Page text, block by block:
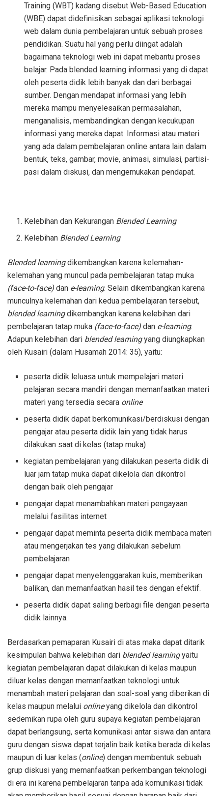
Training (WBT) kadang disebut Web-Based Education
(WBE) dapat didefinisikan sebagai aplikasi teknologi
web dalam dunia pembelajaran untuk sebuah proses
pendidikan. Suatu hal yang perlu diingat adalah
bagaimana teknologi web ini dapat mebantu proses
belajar. Pada blended learning informasi yang di dapat
oleh peserta didik lebih banyak dan dari berbagai
sumber. Dengan mendapat informasi yang lebih
mereka mampu menyelesaikan permasalahan,
menganalisis, membandingkan dengan kecukupan
informasi yang mereka dapat. Informasi atau materi
yang ada dalam pembelajaran online antara lain dalam
bentuk, teks, gambar, movie, animasi, simulasi, partisi-
pasi dalam diskusi, dan mengemukakan pendapat.
Kelebihan dan Kekurangan Blended Learning
Kelebihan Blended Learning
Blended learningdikembangkan karena kelemahan-
kelemahan yang muncul pada pembelajaran tatap muka
(face-to-face) dan e-learning. Selain dikembangkan karena
munculnya kelemahan dari kedua pembelajaran tersebut,
blended learningdikembangkan karena kelebihan dari
pembelajaran tatap muka (face-to-face) dan e-learning.
Adapun kelebihan dari blended learningyang diungkapkan
oleh Kusairi (dalam Husamah 2014: 35), yaitu:
peserta didik leluasa untuk mempelajari materi
pelajaran secara mandiri dengan memanfaatkan materi
materi yang tersedia secara online
peserta didik dapat berkomunikasi/berdiskusi dengan
pengajar atau peserta didik lain yang tidak harus
dilakukan saat di kelas (tatap muka)
kegiatan pembelajaran yang dilakukan peserta didik di
luar jam tatap muka dapat dikelola dan dikontrol
dengan baik oleh pengajar
pengajar dapat menambahkan materi pengayaan
melalui fasilitas internet
pengajar dapat meminta peserta didik membaca materi
atau mengerjakan tes yang dilakukan sebelum
pembelajaran
pengajar dapat menyelenggarakan kuis, memberikan
balikan, dan memanfaatkan hasil tes dengan efektif.
peserta didik dapat saling berbagi file dengan peserta
didik lainnya.
Berdasarkan pemaparan Kusairi di atas maka dapat ditarik
kesimpulan bahwa kelebihan dari blended learningyaitu
kegiatan pembelajaran dapat dilakukan di kelas maupun
diluar kelas dengan memanfaatkan teknologi untuk
menambah materi pelajaran dan soal-soal yang diberikan di
kelas maupun melalui onlineyang dikelola dan dikontrol
sedemikan rupa oleh guru supaya kegiatan pembelajaran
dapat berlangsung, serta komunikasi antar siswa dan antara
guru dengan siswa dapat terjalin baik ketika berada di kelas
maupun di luar kelas (online) dengan membentuk sebuah
grup diskusi yang memanfaatkan perkembangan teknologi
di era ini karena pembelajaran tanpa ada komunikasi tidak